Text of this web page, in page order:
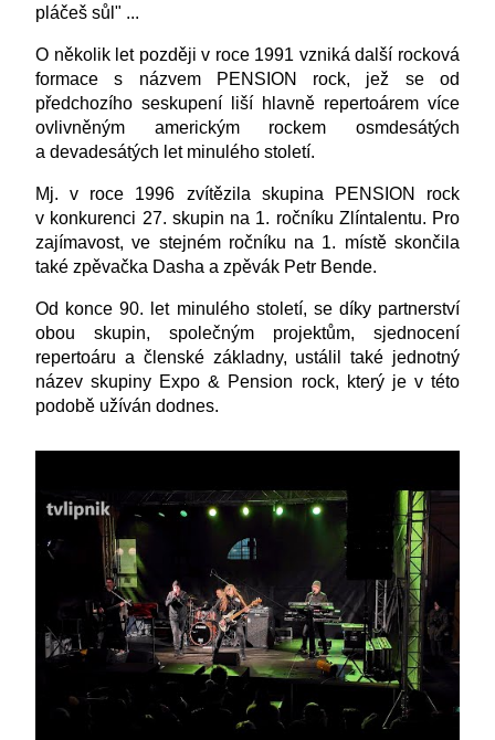
pláčeš sůl" ...
O několik let později v roce 1991 vzniká další rocková
formace s názvem PENSION rock, jež se od
předchozího seskupení liší hlavně repertoárem více
ovlivněným americkým rockem osmdesátých
a devadesátých let minulého století.
Mj. v roce 1996 zvítězila skupina PENSION rock
v konkurenci 27. skupin na 1. ročníku Zlíntalentu. Pro
zajímavost, ve stejném ročníku na 1. místě skončila
také zpěvačka Dasha a zpěvák Petr Bende.
Od konce 90. let minulého století, se díky partnerství
obou skupin, společným projektům, sjednocení
repertoáru a členské základny, ustálil také jednotný
název skupiny Expo & Pension rock, který je v této
podobě užíván dodnes.